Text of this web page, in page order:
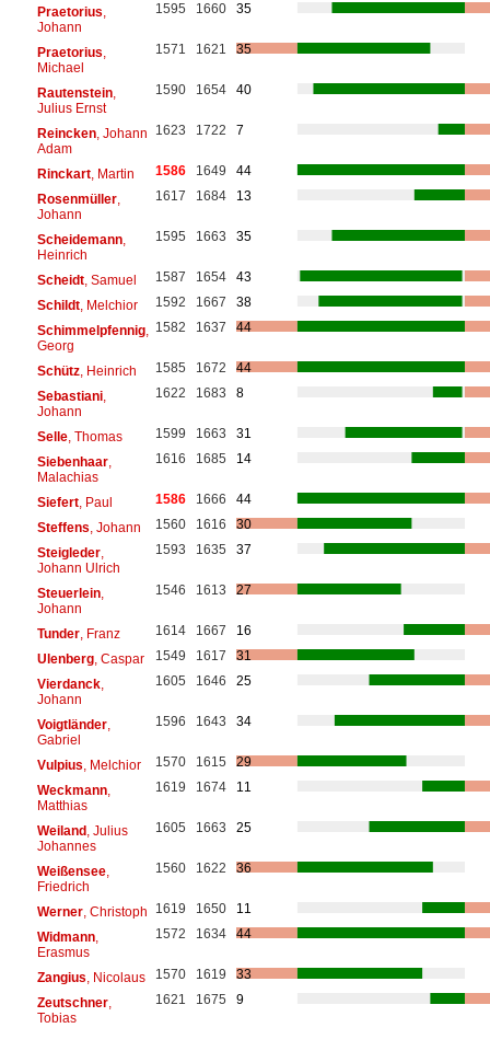
Praetorius
Johann
1595 1660 35
Praetorius
Michael
1571 1621 35
Rautenstein,
Julius Ernst
1590 1654 40
Reincken, Johann
Adam
1623 1722 7
Rinckart, Martin 1586 1649
44
Rosenmüller,
Johann
1617 1684 13
Scheidemann,
Heinrich
1595 1663 35
Scheidt, Samuel 1587 1654
43
Schildt, Melchior 1592 1667
38
Schimmelpfennig,
Georg
1582 1637 44
Schütz, Heinrich 1585 1672
44
Sebastiani,
Johann
1622 1683 8
Selle, Thomas 1599 1663
31
Siebenhaar,
Malachias
1616 1685 14
Siefert, Paul 1586 1666
44
Steffens , Johann 1560 1616
30
Steigleder,
Johann Ulrich
1593 1635 37
Steuerlein,
Johann
1546 1613 27
Tunder, Franz 1614 1667
16
Ulenberg, Caspar 1549 1617
31
Vierdanck,
Johann
1605 1646 25
Voigtländer,
Gabriel
1596 1643 34
Vulpius , Melchior 1570 1615
29
Weckmann,
Matthias
1619 1674 11
Weiland, Julius
Johannes
1605 1663 25
Weißensee,
Friedrich
1560 1622 36
Werner, Christoph 1619 1650
11
Widmann,
Erasmus
1572 1634 44
Zangius , Nicolaus 1570 1619
33
Zeutschner,
Tobias
1621 1675 9